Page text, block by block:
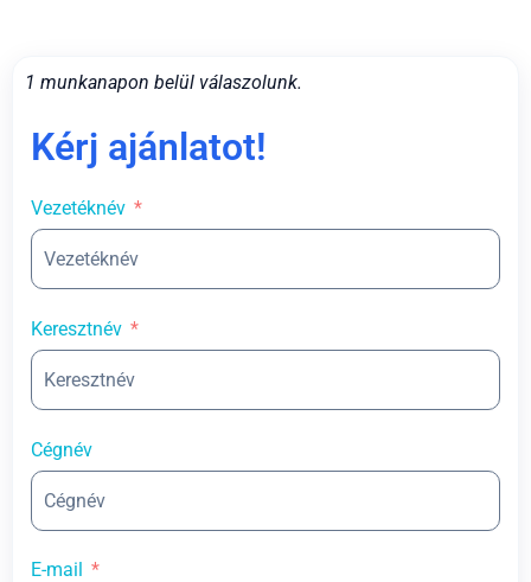
1 munkanapon belül válaszolunk.
Kérj ajánlatot!
Vezetéknév
Keresztnév
Cégnév
E-mail